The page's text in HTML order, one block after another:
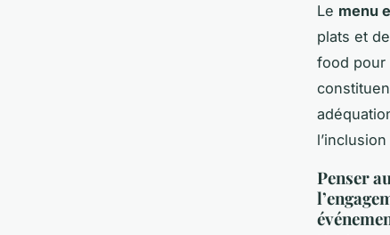
Le menu
plats et
food pour
Penser